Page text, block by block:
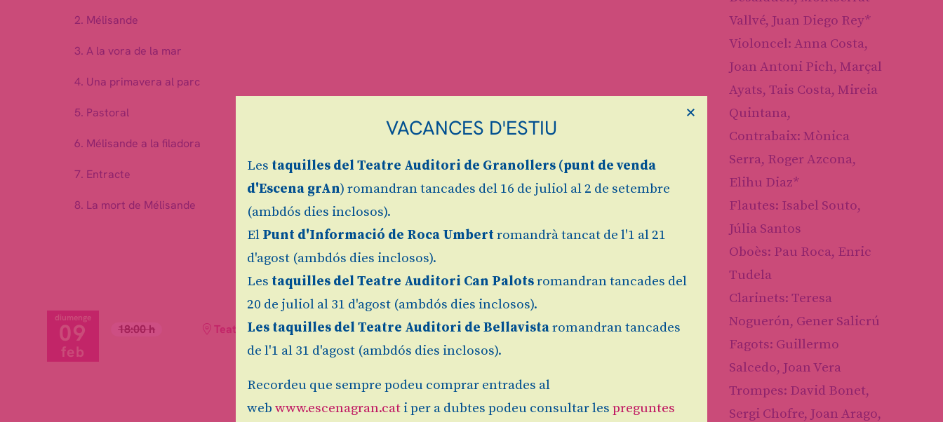
Vallvé, Juan Diego Rey*
Violoncel: Anna Costa,
Joan Antoni Pich, Marçal
Ayats, Tais Costa, Mireia
Quintana,
Contrabaix: Mònica
Serra, Roger Azcona,
Elihu Diaz*
Flautes: Isabel Souto,
Júlia Santos
Oboès: Pau Roca, Enric
Tudela
Clarinets: Teresa
Noguerón, Gener Salicrú
Fagots: Guillermo
Salcedo, Joan Vera
Trompes: David Bonet,
Sergi Chofre, Joan Arago,
Mélisande
A la vora de la mar
Una primavera al parc
Pastoral
Mélisande a la filadora
Entracte
La mort de Mélisande
diumenge
09
feb
18:00 h Teatre Auditori de Granollers Des de
VACANCES D'ESTIU
Les taquilles del Teatre Auditori de Granollers (punt de venda
d'Escena grAn) romandran tancades del 16 de juliol al 2 de setembre
(ambdós dies inclosos).
El Punt d'Informació de Roca Umbertromandrà tancat de l'1 al 21
d'agost (ambdós dies inclosos).
Les taquilles del Teatre Auditori Can Palotsromandran tancades del
20 de juliol al 31 d'agost (ambdós dies inclosos).
Les taquilles del Teatre Auditori de Bellavistaromandran tancades
de l'1 al 31 d'agost (ambdós dies inclosos).
Recordeu que sempre podeu comprar entrades al
web www.escenagran.cat i per a dubtes podeu consultar les preguntes
×